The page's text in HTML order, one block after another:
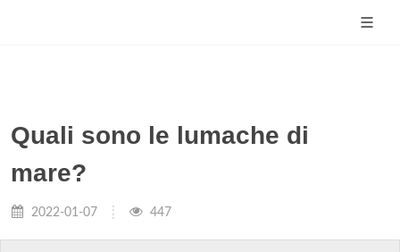
Quali sono le lumache di
mare?
2022-01-07 447